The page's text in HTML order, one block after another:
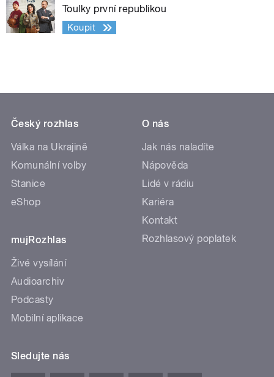
Toulky první republikou
Koupit
Český rozhlas
Válka na Ukrajině
Komunální volby
Stanice
eShop
mujRozhlas
Živé vysílání
Audioarchiv
Podcasty
Mobilní aplikace
O nás
Jak nás naladíte
Nápověda
Lidé v rádiu
Kariéra
Kontakt
Rozhlasový poplatek
Sledujte nás